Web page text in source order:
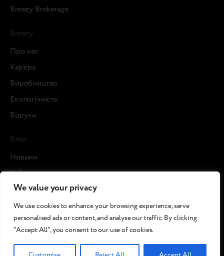
We value your privacy
We use cookies to enhance your browsing experience, serve
personalised ads or content, and analyse our traffic. By clicking
"Accept All", you consent to our use of cookies.
Breezy Brokerage
Breezy
Про нас
Кар’єра
Виробництво
Екологічність
Відгуки
Блог
Новини
Кейси
Статті
ЗМІ про нас